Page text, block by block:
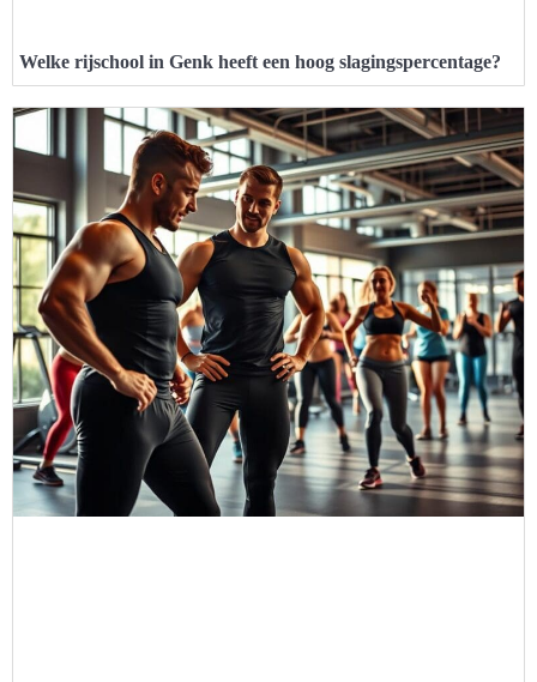
Welke rijschool in Genk heeft een hoog slagingspercentage?